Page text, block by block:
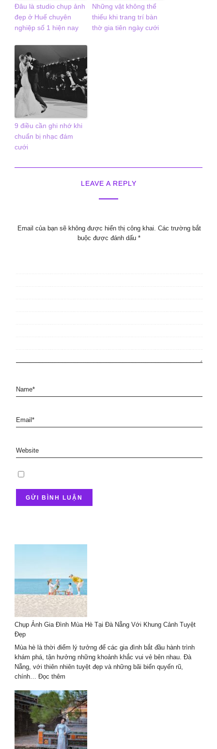
Đâu là studio chụp ảnh
đẹp ở Huế chuyên
nghiệp số 1 hiện nay
Những vật không thể
thiếu khi trang trí bàn
thờ gia tiên ngày cưới
9 điều cần ghi nhớ khi
chuẩn bị nhạc đám
cưới
LEAVE A REPLY
Email của bạn sẽ không được hiển thị công khai. Các trường bắt
buộc được đánh dấu*
Chụp Ảnh Gia Đình Mùa Hè Tại Đà Nẵng Với Khung Cảnh Tuyệt
Đẹp
Mùa hè là thời điểm lý tưởng để các gia đình bắt đầu hành trình
khám phá, tận hưởng những khoảnh khắc vui vẻ bên nhau. Đà
Nẵng, với thiên nhiên tuyệt đẹp và những bãi biển quyến rũ,
chính… Đọc thêm
Ảnh
Gia
Đình
Mùa
Hè
Tại